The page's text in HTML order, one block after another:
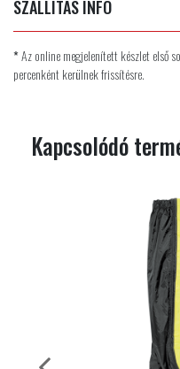
SZÁLLÍTÁS INFÓ
*Az online megjelenített készlet első
percenként kerülnek frissítésre.
Kapcsolódó